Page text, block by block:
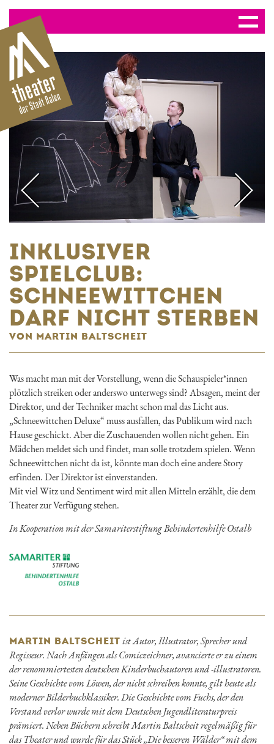
INKLUSIVER
SPIELCLUB:
SCHNEEWITTCHEN
DARF NICHT STERBEN
VON MARTIN BALTSCHEIT
Was macht man mit der Vorstellung, wenn die Schauspieler*innen
plötzlich streiken oder anderswo unterwegs sind? Absagen, meint der
Direktor, und der Techniker macht schon mal das Licht aus.
„Schneewittchen Deluxe“ muss ausfallen, das Publikum wird nach
Hause geschickt. Aber die Zuschauenden wollen nicht gehen. Ein
Mädchen meldet sich und findet, man solle trotzdem spielen. Wenn
Schneewittchen nicht da ist, könnte man doch eine andere Story
erfinden. Der Direktor ist einverstanden.
Mit viel Witz und Sentiment wird mit allen Mitteln erzählt, die dem
Theater zur Verfügung stehen.
In Kooperation mit der Samariterstiftung Behindertenhilfe Ostalb
MARTIN BALTSCHEIT ist Autor, Illustrator, Sprecher und
Regisseur. Nach Anfängen als Comiczeichner, avancierte er zu einem
der renommiertesten deutschen Kinderbuchautoren und -illustratoren.
Seine Geschichte vom Löwen, der nicht schreiben konnte, gilt heute als
moderner Bilderbuchklassiker. Die Geschichte vom Fuchs, der den
Verstand verlor wurde mit dem Deutschen Jugendliteraturpreis
prämiert. Neben Büchern schreibt Martin Baltscheit regelmäßig für
das Theater und wurde für das Stück „Die besseren Wälder“ mit dem